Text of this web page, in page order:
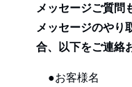
メッセージご質問
メッセージのやり
合、以下をご連絡
●お客様名